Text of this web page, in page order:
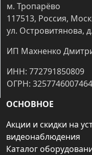
м. Тропарёво
117513, Россия,
ул. Островитянова,
ИП Махненко
ИНН: 772791850809
ОГРН:
ОСНОВНОЕ
Акции и скидки на
видеонаблюдения
Каталог